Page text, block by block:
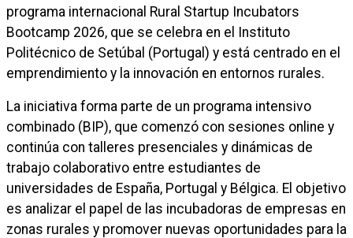
programa internacional Rural Startup Incubators
Bootcamp 2026, que se celebra en el Instituto
Politécnico de Setúbal (Portugal) y está centrado en el
emprendimiento y la innovación en entornos rurales.
La iniciativa forma parte de un programa intensivo
combinado (BIP), que comenzó con sesiones online y
continúa con talleres presenciales y dinámicas de
trabajo colaborativo entre estudiantes de
universidades de España, Portugal y Bélgica. El objetivo
es analizar el papel de las incubadoras de empresas en
zonas rurales y promover nuevas oportunidades para la